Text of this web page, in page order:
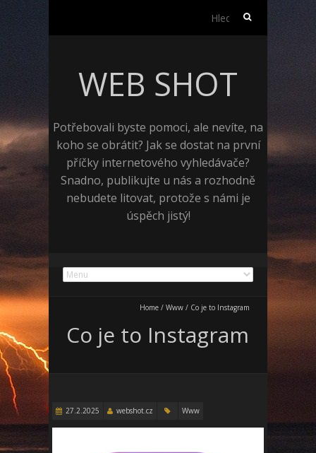
Vyhledávání
WEB SHOT
Potřebovali byste pomoci, ale nevíte, na
koho se obrátit? Jak se dostat na první
příčky internetového vyhledávače?
Snadno, publikujte u nás a rozhodně
nebudete litovat, protože s námi je
úspěch jistý!
Home / Www / Co je to Instagram
Co je to Instagram
27.2.2025 webshot.cz Www